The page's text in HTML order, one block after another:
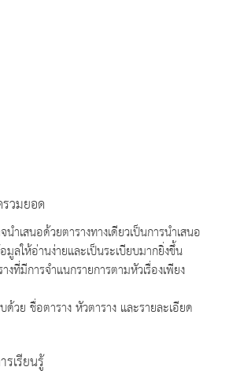
วมยอด
ำเสนอด้วยตารางทางเดียวเป็นการนำเสนอ
ลให้อ่านง่ายและเป็นระเบียบมากยิ่งขึ้น
งที่มีการจำแนกรายการตามหัวเรื่องเพียง
ด้วย ชื่อตาราง หัวตาราง และรายละเอียด
เรียนรู้